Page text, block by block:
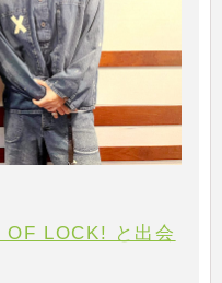
OF LOCK! と出会